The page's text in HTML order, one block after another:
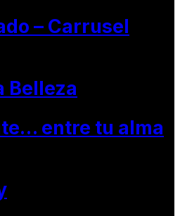
– Carrusel
Belleza
entre tu alma